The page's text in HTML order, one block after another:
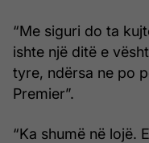
“Me siguri do ta
ishte një ditë e
tyre, ndërsa ne po
Premier”.
“Ka shumë në lojë.